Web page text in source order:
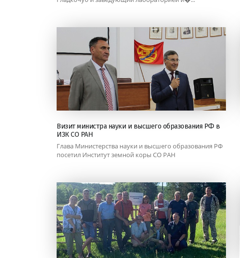
Визит министра науки и высшего образования РФ в
ИЗК СО РАН
Глава Министерства науки и высшего образования РФ
посетил Институт земной коры СО РАН